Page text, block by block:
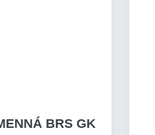
BRS GK